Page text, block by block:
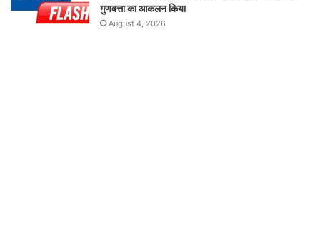
गुणवत्ता का आकलन किया
August 4, 2026